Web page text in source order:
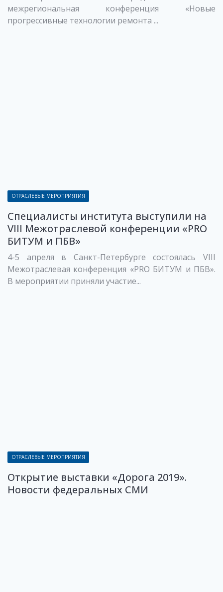
межрегиональная конференция «Новые
прогрессивные технологии ремонта ...
ОТРАСЛЕВЫЕ МЕРОПРИЯТИЯ
Специалисты института выступили на
VIII Межотраслевой конференции «PRO
БИТУМ и ПБВ»
4-5 апреля в Санкт-Петербурге состоялась VIII
Межотраслевая конференция «PRO БИТУМ и ПБВ».
В мероприятии приняли участие...
ОТРАСЛЕВЫЕ МЕРОПРИЯТИЯ
Открытие выставки «Дорога 2019».
Новости федеральных СМИ